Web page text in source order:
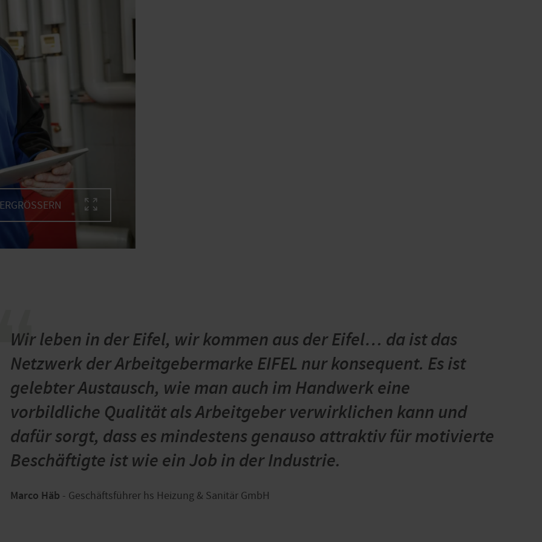
Wir leben in der Eifel, wir kommen aus der Eifel… da ist das
Netzwerk der Arbeitgebermarke EIFEL nur konsequent. Es ist
gelebter Austausch, wie man auch im Handwerk eine
vorbildliche Qualität als Arbeitgeber verwirklichen kann und
dafür sorgt, dass es mindestens genauso attraktiv für motivierte
Beschäftigte ist wie ein Job in der Industrie.
Marco Häb - Geschäftsführer hs Heizung & Sanitär GmbH